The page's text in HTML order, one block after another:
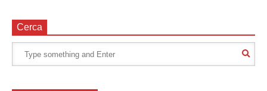
Cerca